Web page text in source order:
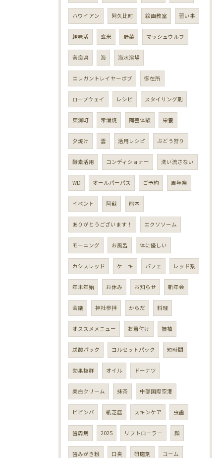
ハワイアン 阿久比町 絵画教室 習い事
趣味活 玄米 野菜 マッシュウルフ
奈良県 海 海水浴場
エレガントレイヤーボブ 御在所
ロープウェイ レシピ スタイリング剤
東浦町 常滑焼 陶芸体験 栄養
夕焼け 雲 活用レシピ ぶどう狩り
酵素活用 コンディショナー 洗い流さない
WD オールパーパス ご予約 周年祭
イベント 阿蘇 熊本
ありがとうございます！ エクソソーム
モーニング お風呂 体に優しい
カシスレッド ケーキ パフェ レッド系
年末年始 お休み お知らせ 新年会
会議 神社参拝 からだ 料理
オススメメニュー お着付け 振袖
炭酸パック コルセットパック 短時間
効果抜群 オイル ドーナツ
美白クリーム 抹茶 中部国際空港
ビビンバ 紙芝居 スキンケア 虫歯
歯周病 2025 リフトローラー 顔
歯みがき粉 口臭 研磨剤 コーム